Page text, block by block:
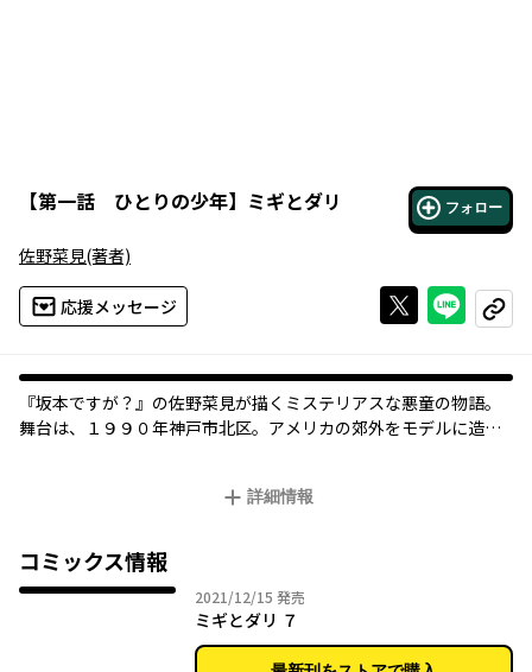
【第一話 ひとりの少年】 ミギとダリ フォロー
佐野菜見(著者)
応援メッセージ Xで投稿する
ライン
コピー
『坂本ですが？』の佐野菜見が描くミステリアスな悪童の物語。
舞台は、１９９０年神戸市北区。アメリカの郊外をモデルに造ら
（ひとり）。美しく聡明な少年・秘鳥に、園山夫婦は魅了される
詳細情報
コミックス情報
2021/12/15 2021年12月15日
発売
ミギとダリ ７